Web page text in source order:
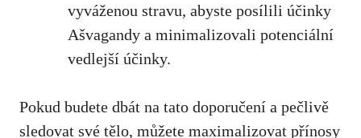
vyváženou stravu, abyste posílili účinky
Ašvagandy a minimalizovali ‌potenciální
vedlejší účinky.
Pokud budete dbát na tato doporučení a pečlivě⁣
sledovat své tělo, můžete maximalizovat přínosy